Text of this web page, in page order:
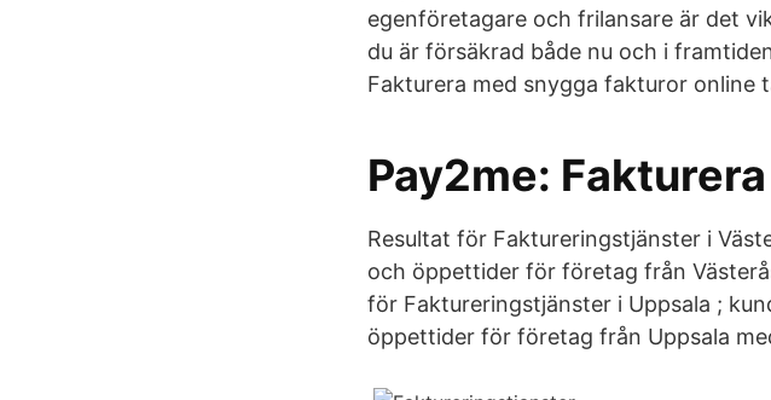
egenföretagare och frilansare är det
du är försäkrad både nu och i
Fakturera med snygga fakturor online
Pay2me:
Resultat för Faktureringstjänster i
och öppettider för företag från
för Faktureringstjänster i Uppsala ;
öppettider för företag från Uppsala